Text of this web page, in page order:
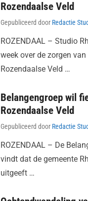
Rozendaalse Veld
Gepubliceerd door Redactie
ROZENDAAL – Studio
week over de zorgen
Rozendaalse Veld …
Belangengroep wil
Rozendaalse Veld
Gepubliceerd door Redactie
ROZENDAAL – De
vindt dat de gemeente
uitgeeft …